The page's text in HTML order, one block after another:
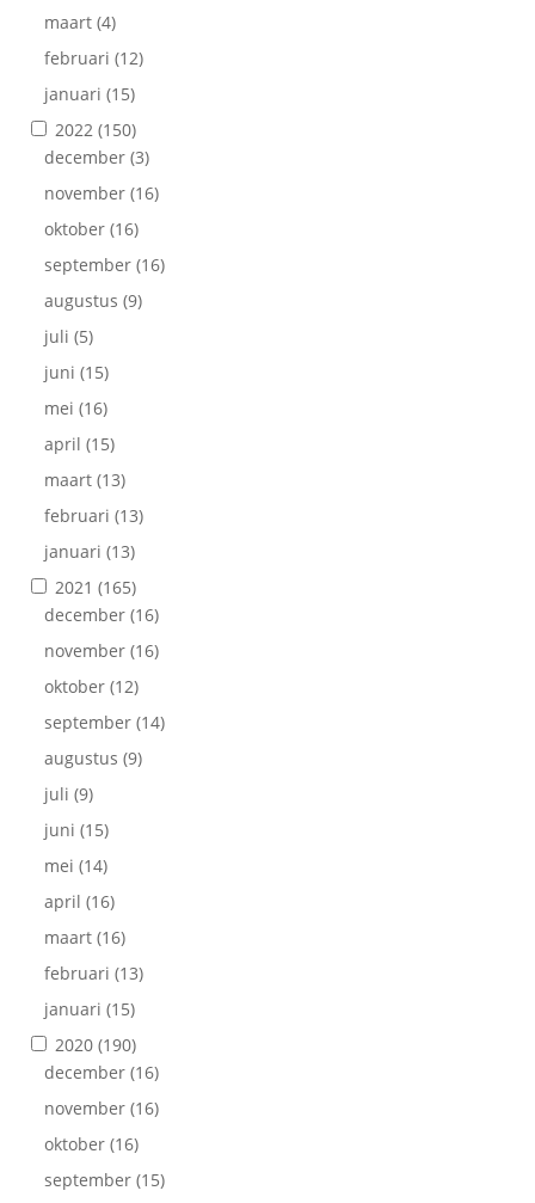
maart (4)
februari (12)
januari (15)
2022 (150)
december (3)
november (16)
oktober (16)
september (16)
augustus (9)
juli (5)
juni (15)
mei (16)
april (15)
maart (13)
februari (13)
januari (13)
2021 (165)
december (16)
november (16)
oktober (12)
september (14)
augustus (9)
juli (9)
juni (15)
mei (14)
april (16)
maart (16)
februari (13)
januari (15)
2020 (190)
december (16)
november (16)
oktober (16)
september (15)